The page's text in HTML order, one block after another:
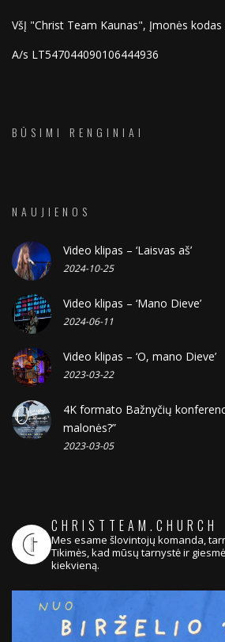
VšĮ "Christ Team Kaunas", Įmonės kodas
A/s LT547044090106444936
BŪSIMI RENGINIAI
NAUJIENOS
Video klipas – ‘Laisvas aš’
2024-10-25
Video klipas – ‘Mano Dieve’
2024-06-11
Video klipas – ‘O, mano Dieve’
2023-03-22
4K formato Bažnyčių
malonės?”
2023-03-05
CHRISTTEAM.CHURCH
Mes esame šlovintojų komanda,
Tikimės, kad mūsų tarnystė ir
kiekvieną.